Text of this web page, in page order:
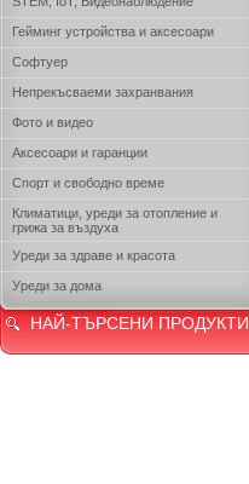
Гейминг устройства и аксесоари
Софтуер
Непрекъсваеми захранвания
Фото и видео
Аксесоари и гаранции
Спорт и свободно време
Климатици, уреди за отопление и
грижа за въздуха
Уреди за здраве и красота
Уреди за дома
НАЙ-ТЪРСЕНИ ПРОДУКТИ